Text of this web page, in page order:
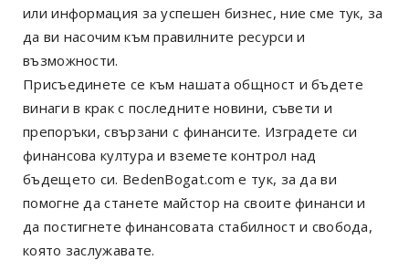
или информация за успешен бизнес, ние сме тук, за
да ви насочим към правилните ресурси и
възможности.
Присъединете се към нашата общност и бъдете
винаги в крак с последните новини, съвети и
препоръки, свързани с финансите. Изградете си
финансова култура и вземете контрол над
бъдещето си. BedenBogat.com е тук, за да ви
помогне да станете майстор на своите финанси и
да постигнете финансовата стабилност и свобода,
която заслужавате.